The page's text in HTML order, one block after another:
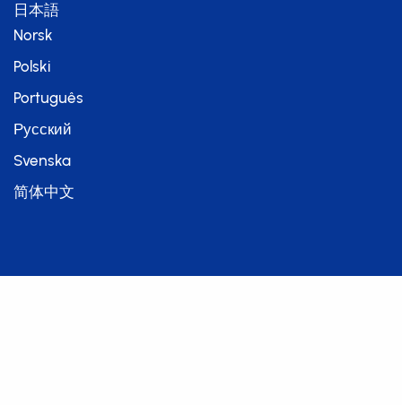
日本語
Norsk
Polski
Português
Русский
Svenska
简体中文